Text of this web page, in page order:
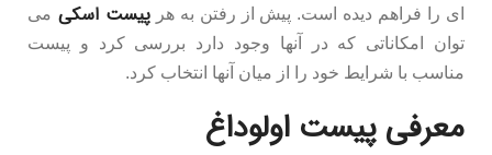
ای را فراهم دیده است. پیش از رفتن به هرپیست اسکی می
توان امکاناتی که در آنها وجود دارد بررسی کرد و پیست
مناسب با شرایط خود را از میان آنها انتخاب کرد.
معرفی پیست اولوداغ